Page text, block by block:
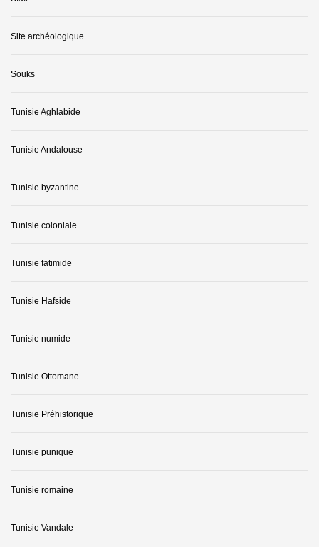
Site archéologique
Souks
Tunisie Aghlabide
Tunisie Andalouse
Tunisie byzantine
Tunisie coloniale
Tunisie fatimide
Tunisie Hafside
Tunisie numide
Tunisie Ottomane
Tunisie Préhistorique
Tunisie punique
Tunisie romaine
Tunisie Vandale